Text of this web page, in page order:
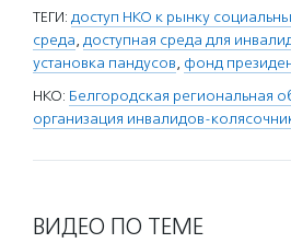
ТЕГИ: доступ НКО к рынку
среда, доступная среда для
установка пандусов, фонд
НКО: Белгородская региональная
организация инвалидов-
ВИДЕО ПО ТЕМЕ